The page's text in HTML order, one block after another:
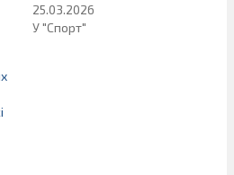
25.03.2026
У "Спорт"